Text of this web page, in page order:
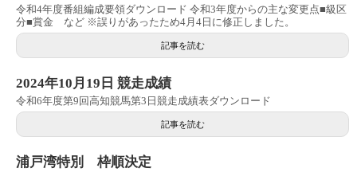
令和4年度番組編成要領ダウンロード 令和3年度からの主な変更点■級区
分■賞金 など ※誤りがあったため4月4日に修正しました。
記事を読む
2024年10月19日 競走成績
令和6年度第9回高知競馬第3日競走成績表ダウンロード
記事を読む
浦戸湾特別 枠順決定